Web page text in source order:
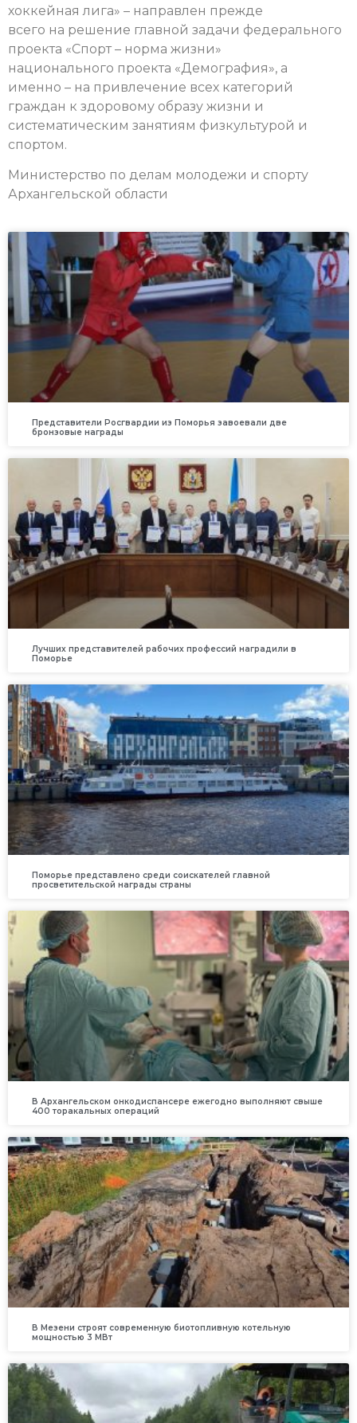
хоккейная лига» – направлен прежде
всего на решение главной задачи федерального
проекта «Спорт – норма жизни»
национального проекта «Демография», а
именно – на привлечение всех категорий
граждан к здоровому образу жизни и
систематическим занятиям физкультурой и
спортом.
Министерство по делам молодежи и спорту
Архангельской области
Представители Росгвардии из Поморья завоевали две
бронзовые награды
Лучших представителей рабочих профессий наградили в
Поморье
Поморье представлено среди соискателей главной
просветительской награды страны
В Архангельском онкодиспансере ежегодно выполняют свыше
400 торакальных операций
В Мезени строят современную биотопливную котельную
мощностью 3 МВт